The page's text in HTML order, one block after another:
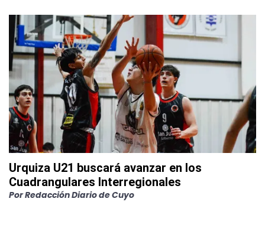
Urquiza U21 buscará avanzar en los
Cuadrangulares Interregionales
PorRedacción Diario de Cuyo